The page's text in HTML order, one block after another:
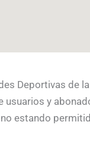
Deportivas de
y
estando